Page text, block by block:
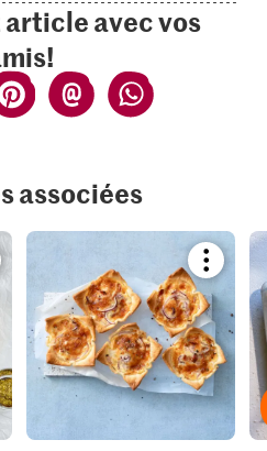
avec vos
associées
recipe
or
add
it
to
your